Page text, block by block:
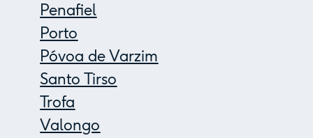
Penafiel
Porto
Póvoa de Varzim
Santo Tirso
Trofa
Valongo